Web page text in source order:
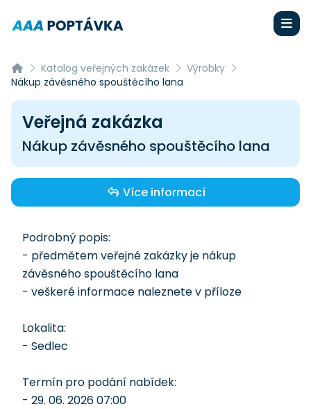
Katalog veřejných zakázek
Výrobky
Nákup závěsného spouštěcího lana
Veřejná zakázka
Nákup závěsného spouštěcího lana
Více informací
Podrobný popis:
- předmětem veřejné zakázky je nákup
závěsného spouštěcího lana
- veškeré informace naleznete v příloze
Lokalita:
- Sedlec
Termín pro podání nabídek:
- 29. 06. 2026 07:00